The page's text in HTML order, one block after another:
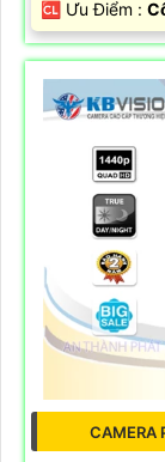
️🆑 Ưu Điểm :
CAMERA